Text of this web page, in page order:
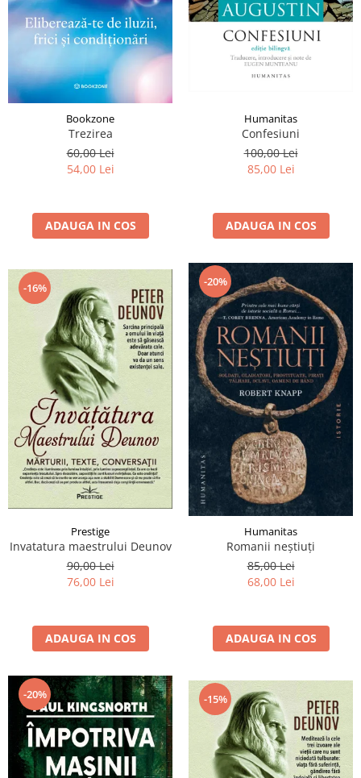
Manuale și Dicționare
Medicină și Sănătate
Practic. Casă și Grădina
Psihologie
Spiritualitate
Știință și Tehnologie
Științe Sociale si Umaniste
Bookzone
Trezirea
60,00 Lei
54,00 Lei
ADAUGA IN COS
Humanitas
Confesiuni
100,00 Lei
85,00 Lei
ADAUGA IN COS
-16%
Prestige
Invatatura maestrului Deunov
90,00 Lei
76,00 Lei
ADAUGA IN COS
-20%
Humanitas
Romanii neştiuţi
85,00 Lei
68,00 Lei
ADAUGA IN COS
-20% -15%